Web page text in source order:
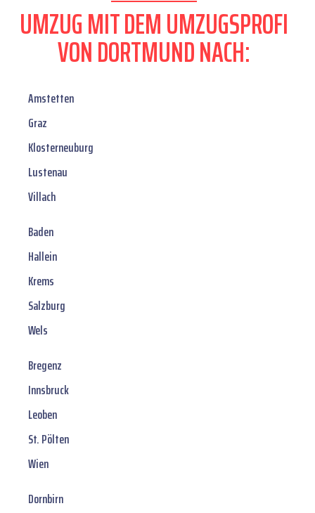
UMZUG MIT DEM UMZUGSPROFI
VON DORTMUND NACH:
Amstetten
Graz
Klosterneuburg
Lustenau
Villach
Baden
Hallein
Krems
Salzburg
Wels
Bregenz
Innsbruck
Leoben
St. Pölten
Wien
Dornbirn